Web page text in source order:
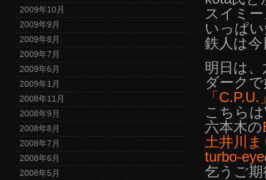
2009年10月
2009年9月
2009年8月
2009年7月
2009年6月
2009年1月
2008年11月
2008年9月
2008年8月
2008年7月
2008年6月
2008年5月
スイミ
いっぱ
鉄人は
明日は
ダーク
「C.P.U.
こちら
六本木の
土井川
turbo-eye
乞うご期